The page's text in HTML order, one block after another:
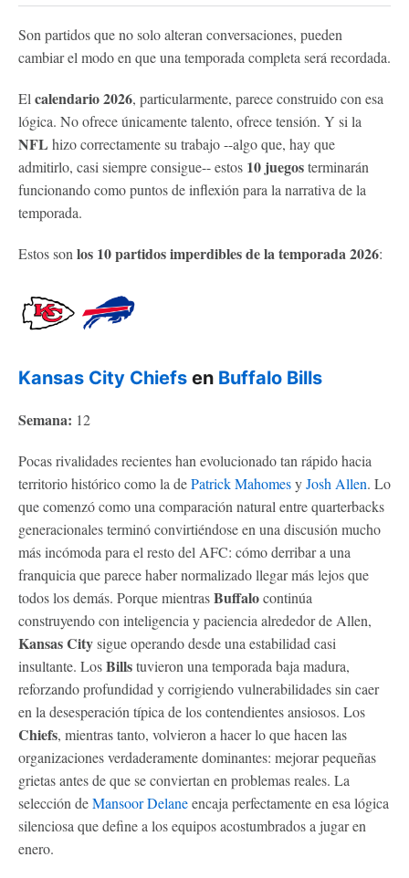
Son partidos que no solo alteran conversaciones, pueden
cambiar el modo en que una temporada completa será recordada.
El calendario 2026, particularmente, parece construido con esa
lógica. No ofrece únicamente talento, ofrece tensión. Y si la
NFL hizo correctamente su trabajo --algo que, hay que
admitirlo, casi siempre consigue-- estos 10 juegosterminarán
funcionando como puntos de inflexión para la narrativa de la
temporada.
Estos son los 10 partidos imperdibles de la temporada 2026:
Kansas City Chiefs en Buffalo Bills
Semana: 12
Pocas rivalidades recientes han evolucionado tan rápido hacia
territorio histórico como la dePatrick MahomesyJosh Allen. Lo
que comenzó como una comparación natural entre quarterbacks
generacionales terminó convirtiéndose en una discusión mucho
más incómoda para el resto del AFC: cómo derribar a una
franquicia que parece haber normalizado llegar más lejos que
todos los demás. Porque mientrasBuffalocontinúa
construyendo con inteligencia y paciencia alrededor de Allen,
Kansas Citysigue operando desde una estabilidad casi
insultante. LosBillstuvieron una temporada baja madura,
reforzando profundidad y corrigiendo vulnerabilidades sin caer
en la desesperación típica de los contendientes ansiosos. Los
Chiefs, mientras tanto, volvieron a hacer lo que hacen las
organizaciones verdaderamente dominantes: mejorar pequeñas
grietas antes de que se conviertan en problemas reales. La
selección deMansoor Delaneencaja perfectamente en esa lógica
silenciosa que define a los equipos acostumbrados a jugar en
enero.